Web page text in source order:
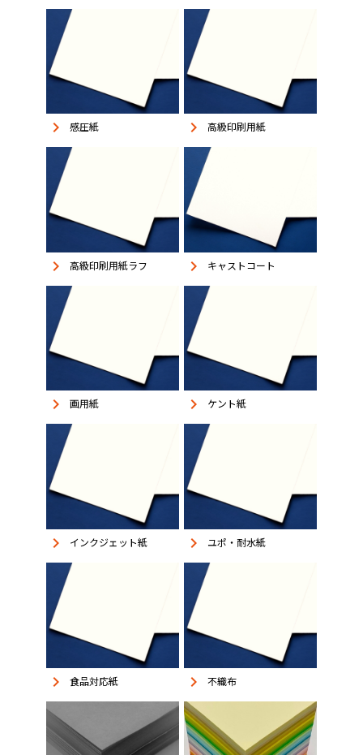
keyboard_arrow_right 感圧紙 keyboard_arrow_right 高級印刷用紙
keyboard_arrow_right 高級印刷用紙ラフ keyboard_arrow_right キャストコート
keyboard_arrow_right 画用紙 keyboard_arrow_right ケント紙
keyboard_arrow_right インクジェット紙 keyboard_arrow_right ユポ・耐水紙
keyboard_arrow_right 食品対応紙 keyboard_arrow_right 不織布